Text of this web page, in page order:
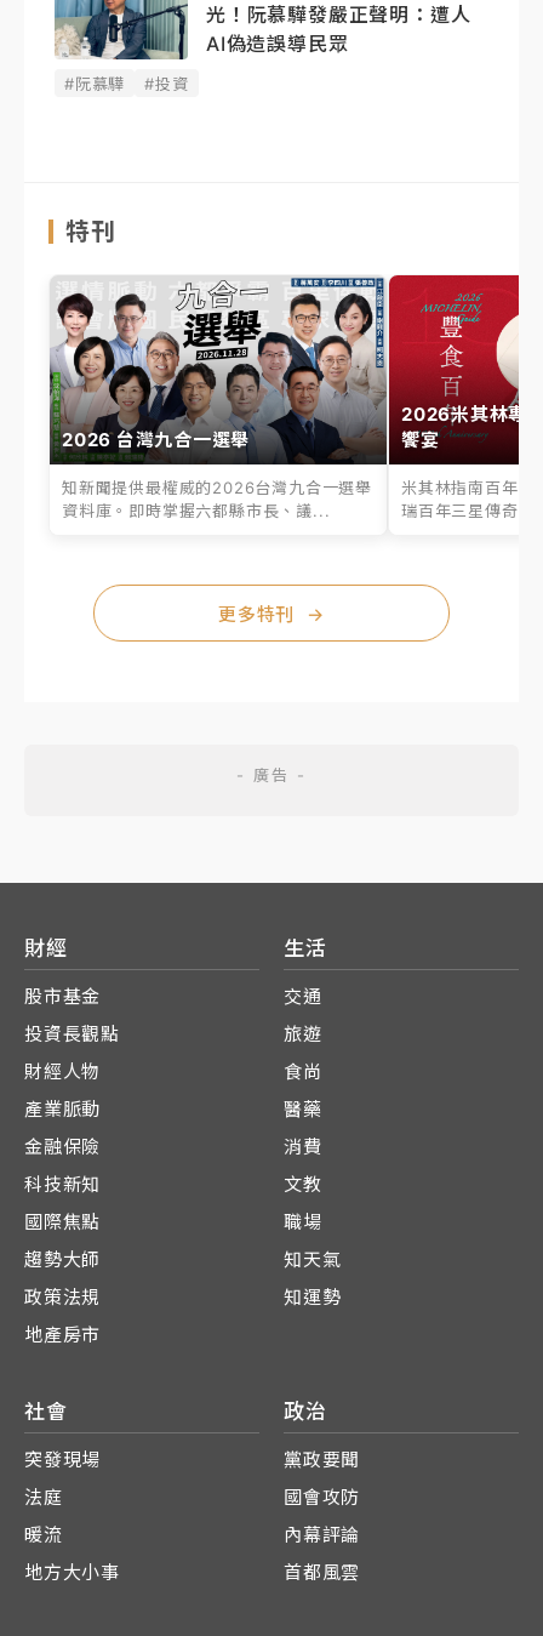
光！阮慕驊發嚴正聲明： 遭人
AI偽造誤導民眾
#阮慕驊 #投資
特刊
2026 台灣九合一選舉
知新聞提供最權威的2026台灣九合一選舉
資料庫。即時掌握六都縣市長、議...
2026米其林專
饗宴
米其林指南百年之
瑞百年三星傳奇、
更多特刊 →
財經
股市基金
投資長觀點
財經人物
產業脈動
金融保險
科技新知
國際焦點
趨勢大師
政策法規
地產房市
生活
交通
旅遊
食尚
醫藥
消費
文教
職場
知天氣
知運勢
社會
突發現場
法庭
暖流
地方大小事
政治
黨政要聞
國會攻防
內幕評論
首都風雲